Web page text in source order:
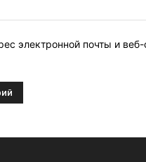
электронной почты и